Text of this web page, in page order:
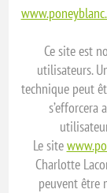
Ce site est
utilisateurs.
technique peut
s’efforcera
Le site
Charlotte
peuvent être